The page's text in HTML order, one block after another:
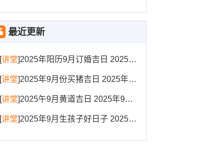
最近更新
[讲堂]2025年阳历9月订婚吉日 2025年9月订婚吉日有哪几天
[讲堂]2025年9月份买猪吉日 2025年9月买猪进圈吉日
[讲堂]2025午9月黄道吉日 2025年9月黄道吉日一览表大全
[讲堂]2025年9月生孩子好日子 2025年9月哪天生孩子比较好